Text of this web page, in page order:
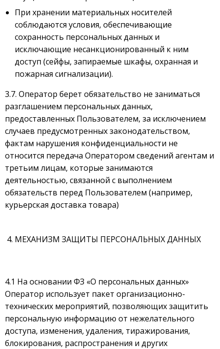
При хранении материальных носителей
соблюдаются условия, обеспечивающие
сохранность персональных данных и
исключающие несанкционированный к ним
доступ (сейфы, запираемые шкафы, охранная и
пожарная сигнализации).
3.7. Оператор берет обязательство не заниматься
разглашением персональных данных,
предоставленных Пользователем, за исключением
случаев предусмотренных законодательством,
фактам нарушения конфиденциальности не
относится передача Оператором сведений агентам и
третьим лицам, которые занимаются
деятельностью, связанной с выполнением
обязательств перед Пользователем (например,
курьерская доставка товара)
МЕХАНИЗМ ЗАЩИТЫ ПЕРСОНАЛЬНЫХ ДАННЫХ
4.1 На основании ФЗ «О персональных данных»
Оператор использует пакет организационно-
технических мероприятий, позволяющих защитить
персональную информацию от нежелательного
доступа, изменения, удаления, тиражирования,
блокирования, распространения и других